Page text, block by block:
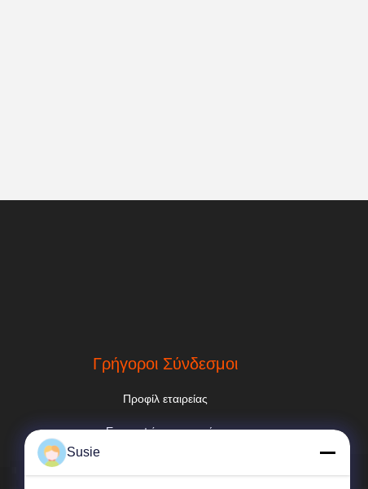
Γρήγοροι Σύνδεσμοι
Προφίλ εταιρείας
Επισκεψή εργοστασίου
Susie